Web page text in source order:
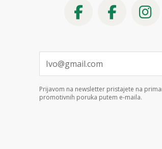
Prijavom na newsletter pristajete na
promotivnih poruka putem e-maila.